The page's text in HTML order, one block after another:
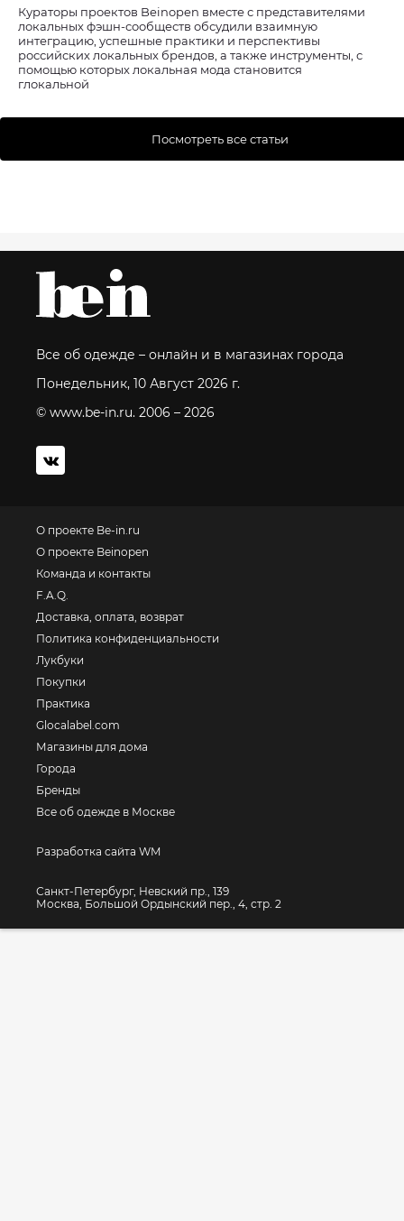
Кураторы проектов Beinopen вместе с представителями
локальных фэшн-сообществ обсудили взаимную
интеграцию, успешные практики и перспективы
российских локальных брендов, а также инструменты, с
помощью которых локальная мода становится
глокальной
Посмотреть все статьи
Все об одежде – онлайн и в магазинах города
Понедельник, 10 Август 2026 г.
© www.be-in.ru. 2006 – 2026
О проекте Be-in.ru
О проекте Beinopen
Команда и контакты
F.A.Q.
Доставка, оплата, возврат
Политика конфиденциальности
Лукбуки
Покупки
Практика
Glocalabel.com
Магазины для дома
Города
Бренды
Все об одежде в Москве
Разработка сайта WM
Санкт-Петербург, Невский пр., 139
Москва, Большой Ордынский пер., 4, стр. 2